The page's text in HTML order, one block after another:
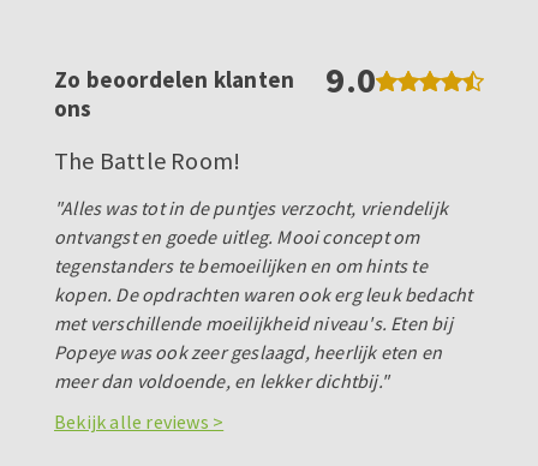
Zo beoordelen klanten
ons
9.0
The Battle Room!
"Alles was tot in de puntjes verzocht, vriendelijk
ontvangst en goede uitleg. Mooi concept om
tegenstanders te bemoeilijken en om hints te
kopen. De opdrachten waren ook erg leuk bedacht
met verschillende moeilijkheid niveau's. Eten bij
Popeye was ook zeer geslaagd, heerlijk eten en
meer dan voldoende, en lekker dichtbij."
Bekijk alle reviews >